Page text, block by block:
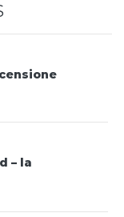
– la